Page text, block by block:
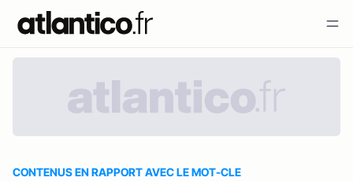
CONTENUS EN RAPPORT AVEC LE MOT-CLE